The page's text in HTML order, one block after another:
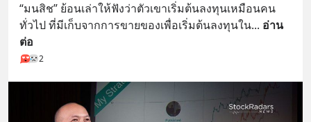
“มนสิช” ย้อนเล่าให้ฟังว่าตัวเขาเริ่มต้นลงทุนเหมือนคน
ทั่วไป ที่มีเก็บจากการขายของเพื่อเริ่มต้นลงทุนใน... อ่าน
ต่อ
2